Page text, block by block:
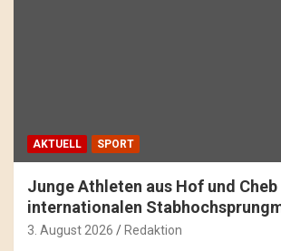
AKTUELL SPORT
Junge Athleten aus Hof und Cheb
internationalen
3. August 2026 Redaktion